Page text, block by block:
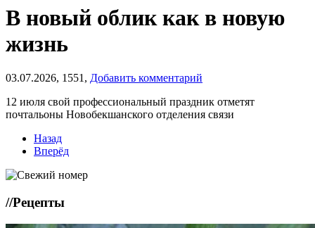
В новый облик как в новую
жизнь
03.07.2026, 1551, Добавить комментарий
12 июля свой профессиональный праздник отметят
почтальоны Новобекшанского отделения связи
Назад
Вперёд
//Рецепты